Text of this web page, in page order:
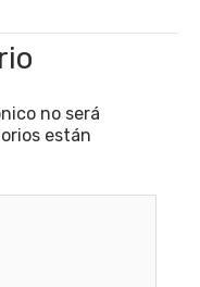
no será
están